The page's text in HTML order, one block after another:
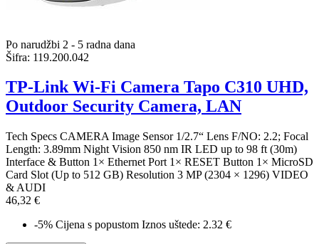
Po narudžbi 2 - 5 radna dana
Šifra: 119.200.042
TP-Link Wi-Fi Camera Tapo C310 UHD,
Outdoor Security Camera, LAN
Tech Specs CAMERA Image Sensor 1/2.7“ Lens F/NO: 2.2; Focal
Length: 3.89mm Night Vision 850 nm IR LED up to 98 ft (30m)
Interface & Button 1× Ethernet Port 1× RESET Button 1× MicroSD
Card Slot (Up to 512 GB) Resolution 3 MP (2304 × 1296) VIDEO
& AUDI
46,32 €
-5% Cijena s popustom Iznos uštede: 2.32 €